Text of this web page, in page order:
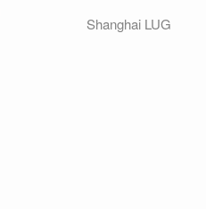
Shanghai LUG